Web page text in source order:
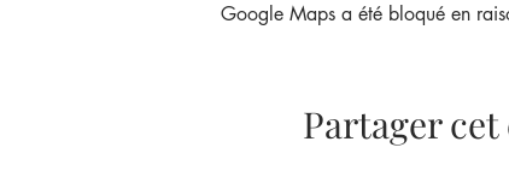
Google Maps a été bloqué en
Partager